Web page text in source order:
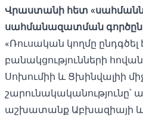
Վրաստանի հետ
սահմանազատման
«Ռուսական կողմը
բանակցությունների
Սոխումիի և Ցխինվալիի
շարունակականությունը՝
աշխատանք Աբխազիայի և